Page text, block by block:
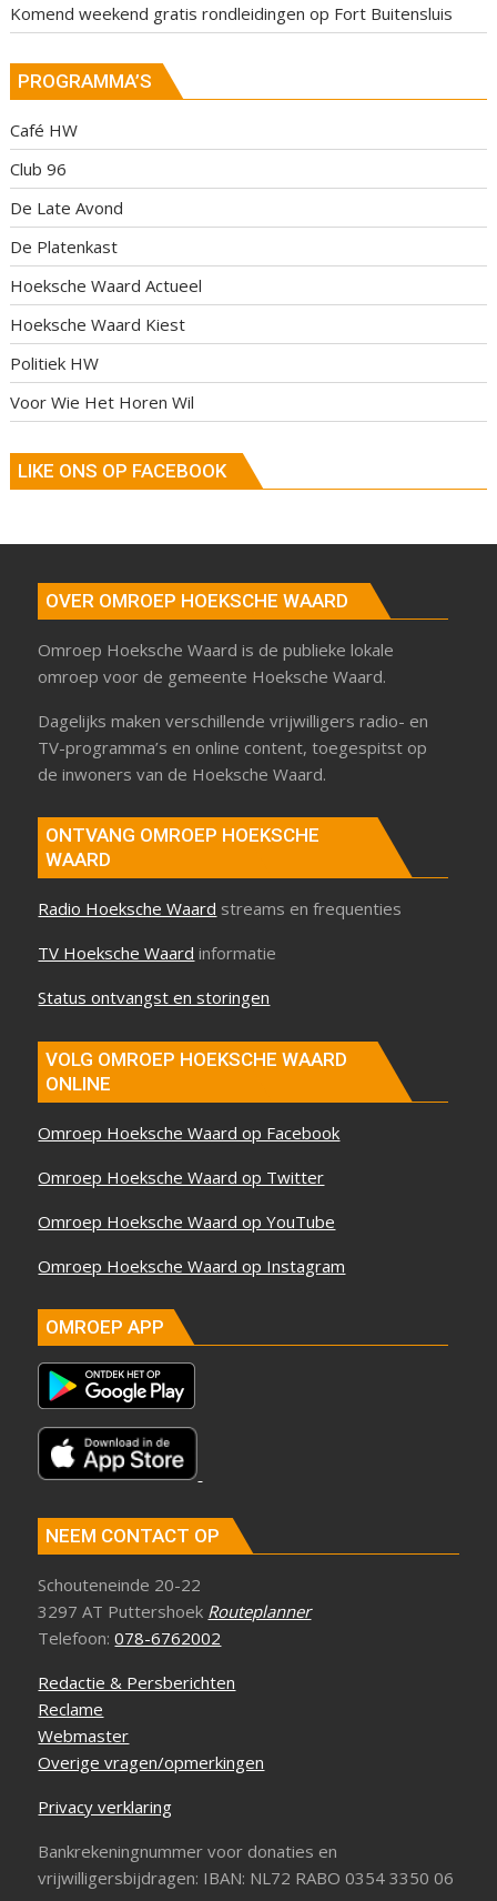
Komend weekend gratis rondleidingen op Fort Buitensluis
PROGRAMMA’S
Café HW
Club 96
De Late Avond
De Platenkast
Hoeksche Waard Actueel
Hoeksche Waard Kiest
Politiek HW
Voor Wie Het Horen Wil
LIKE ONS OP FACEBOOK
OVER OMROEP HOEKSCHE WAARD
Omroep Hoeksche Waard is de publieke lokale
omroep voor de gemeente Hoeksche Waard.
Dagelijks maken verschillende vrijwilligers radio- en
TV-programma’s en online content, toegespitst op
de inwoners van de Hoeksche Waard.
ONTVANG OMROEP HOEKSCHE
WAARD
Radio Hoeksche Waard streams en frequenties
TV Hoeksche Waard informatie
Status ontvangst en storingen
VOLG OMROEP HOEKSCHE WAARD
ONLINE
Omroep Hoeksche Waard op Facebook
Omroep Hoeksche Waard op Twitter
Omroep Hoeksche Waard op YouTube
Omroep Hoeksche Waard op Instagram
OMROEP APP
NEEM CONTACT OP
Schouteneinde 20-22
3297 AT Puttershoek Routeplanner
Telefoon:078-6762002
Redactie & Persberichten
Reclame
Webmaster
Overige vragen/opmerkingen
Privacy verklaring
Bankrekeningnummer voor donaties en
vrijwilligersbijdragen: IBAN: NL72 RABO 0354 3350 06